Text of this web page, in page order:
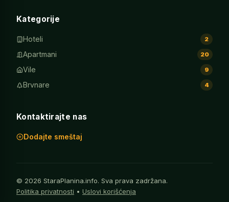
Kategorije
Hoteli 2
Apartmani 20
Vile 9
Brvnare 4
Kontaktirajte nas
Dodajte smeštaj
© 2026 StaraPlanina.info. Sva prava zadržana.
Politika privatnosti • Uslovi korišćenja